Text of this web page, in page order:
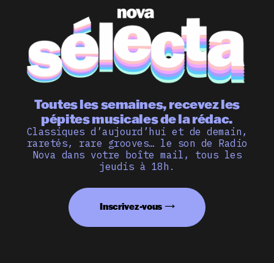
Toutes les semaines, recevez les
pépites musicales de la rédac.
Classiques d’aujourd’hui et de demain,
raretés, rare grooves… le son de Radio
Nova dans votre boîte mail, tous les
jeudis à 18h.
Inscrivez-vous